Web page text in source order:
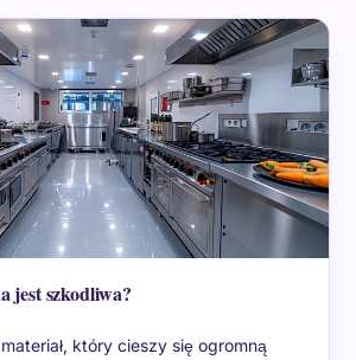
jest szkodliwa?
który cieszy się ogromną